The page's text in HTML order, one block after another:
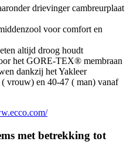
drievinger cambreurplaat
voor comfort en
altijd droog houdt
het GORE-TEX® membraan
dankzij het Yakleer
vrouw) en 40-47 ( man) vanaf
met betrekking tot